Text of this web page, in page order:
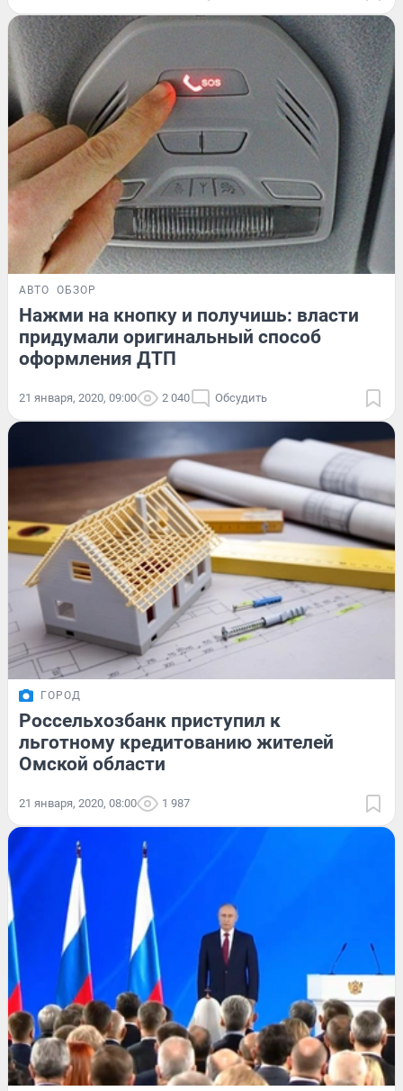
АВТО ОБЗОР
Нажми на кнопку и получишь: власти
придумали оригинальный способ
оформления ДТП
21 января, 2020, 09:00 2 040 Обсудить
ГОРОД
Россельхозбанк приступил к
льготному кредитованию жителей
Омской области
21 января, 2020, 08:00 1 987